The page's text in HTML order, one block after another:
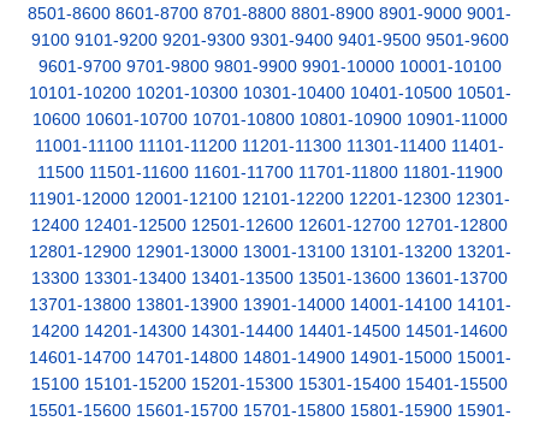
8501-8600 8601-8700 8701-8800 8801-8900 8901-9000 9001-
9100 9101-9200 9201-9300 9301-9400 9401-9500 9501-9600
9601-9700 9701-9800 9801-9900 9901-10000 10001-10100
10101-10200 10201-10300 10301-10400 10401-10500 10501-
10600 10601-10700 10701-10800 10801-10900 10901-11000
11001-11100 11101-11200 11201-11300 11301-11400 11401-
11500 11501-11600 11601-11700 11701-11800 11801-11900
11901-12000 12001-12100 12101-12200 12201-12300 12301-
12400 12401-12500 12501-12600 12601-12700 12701-12800
12801-12900 12901-13000 13001-13100 13101-13200 13201-
13300 13301-13400 13401-13500 13501-13600 13601-13700
13701-13800 13801-13900 13901-14000 14001-14100 14101-
14200 14201-14300 14301-14400 14401-14500 14501-14600
14601-14700 14701-14800 14801-14900 14901-15000 15001-
15100 15101-15200 15201-15300 15301-15400 15401-15500
15501-15600 15601-15700 15701-15800 15801-15900 15901-